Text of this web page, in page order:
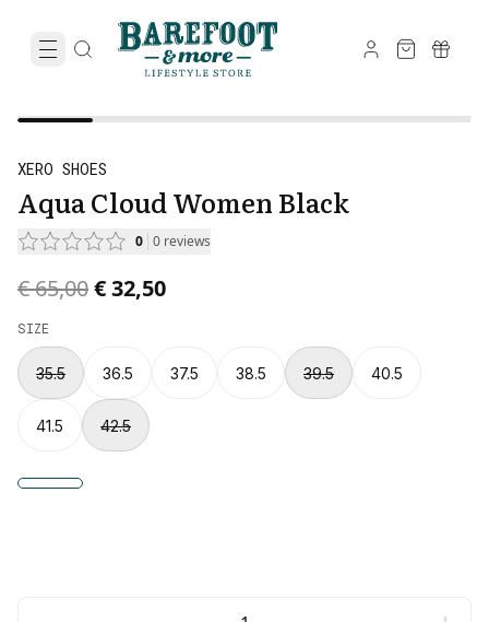
XERO SHOES
Aqua Cloud Women Black
0 0 reviews
Original price was € 65,00.
€ 65,00Current price is € 32,50.
€ 32,50
SIZE
35.5 36.5 37.5 38.5 39.5 40.5
41.5 42.5